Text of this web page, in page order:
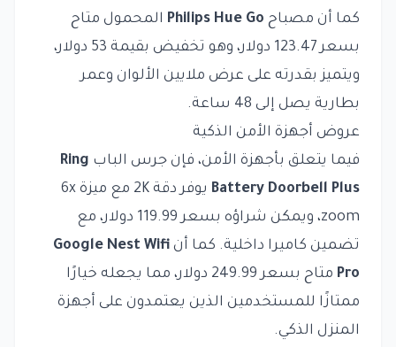
كما أن مصباح Philips Hue Go المحمول متاح
بسعر 123.47 دولار، وهو تخفيض بقيمة 53 دولار،
ويتميز بقدرته على عرض ملايين الألوان وعمر
بطارية يصل إلى 48 ساعة.
عروض أجهزة الأمن الذكية
فيما يتعلق بأجهزة الأمن، فإن جرس الباب Ring
Battery Doorbell Plus
يوفر دقة 2K مع ميزة 6x
zoom، ويمكن شراؤه بسعر 119.99 دولار، مع
تضمين كاميرا داخلية. كما أن Google Nest Wifi
Pro
متاح بسعر 249.99 دولار، مما يجعله خيارًا
ممتازًا للمستخدمين الذين يعتمدون على أجهزة
المنزل الذكي.